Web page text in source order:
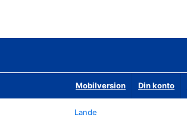
Mobilversion Din konto
Lande